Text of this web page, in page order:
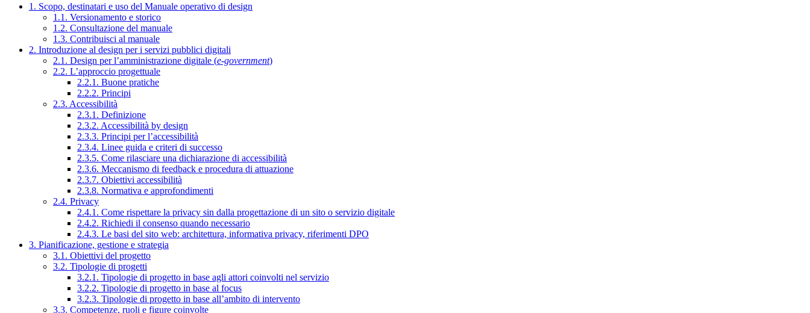
1. Scopo, destinatari e uso del Manuale operativo di design
1.1. Versionamento e storico
1.2. Consultazione del manuale
1.3. Contribuisci al manuale
2. Introduzione al design per i servizi pubblici digitali
2.1. Design per l’amministrazione digitale (e-government)
2.2. L’approccio progettuale
2.2.1. Buone pratiche
2.2.2. Principi
2.3. Accessibilità
2.3.1. Definizione
2.3.2. Accessibilità by design
2.3.3. Principi per l’accessibilità
2.3.4. Linee guida e criteri di successo
2.3.5. Come rilasciare una dichiarazione di accessibilità
2.3.6. Meccanismo di feedback e procedura di attuazione
2.3.7. Obiettivi accessibilità
2.3.8. Normativa e approfondimenti
2.4. Privacy
2.4.1. Come rispettare la privacy sin dalla progettazione di un sito o servizio digitale
2.4.2. Richiedi il consenso quando necessario
2.4.3. Le basi del sito web: architettura, informativa privacy, riferimenti DPO
3. Pianificazione, gestione e strategia
3.1. Obiettivi del progetto
3.2. Tipologie di progetti
3.2.1. Tipologie di progetto in base agli attori coinvolti nel servizio
3.2.2. Tipologie di progetto in base al focus
3.2.3. Tipologie di progetto in base all’ambito di intervento
3.3. Competenze, ruoli e figure coinvolte